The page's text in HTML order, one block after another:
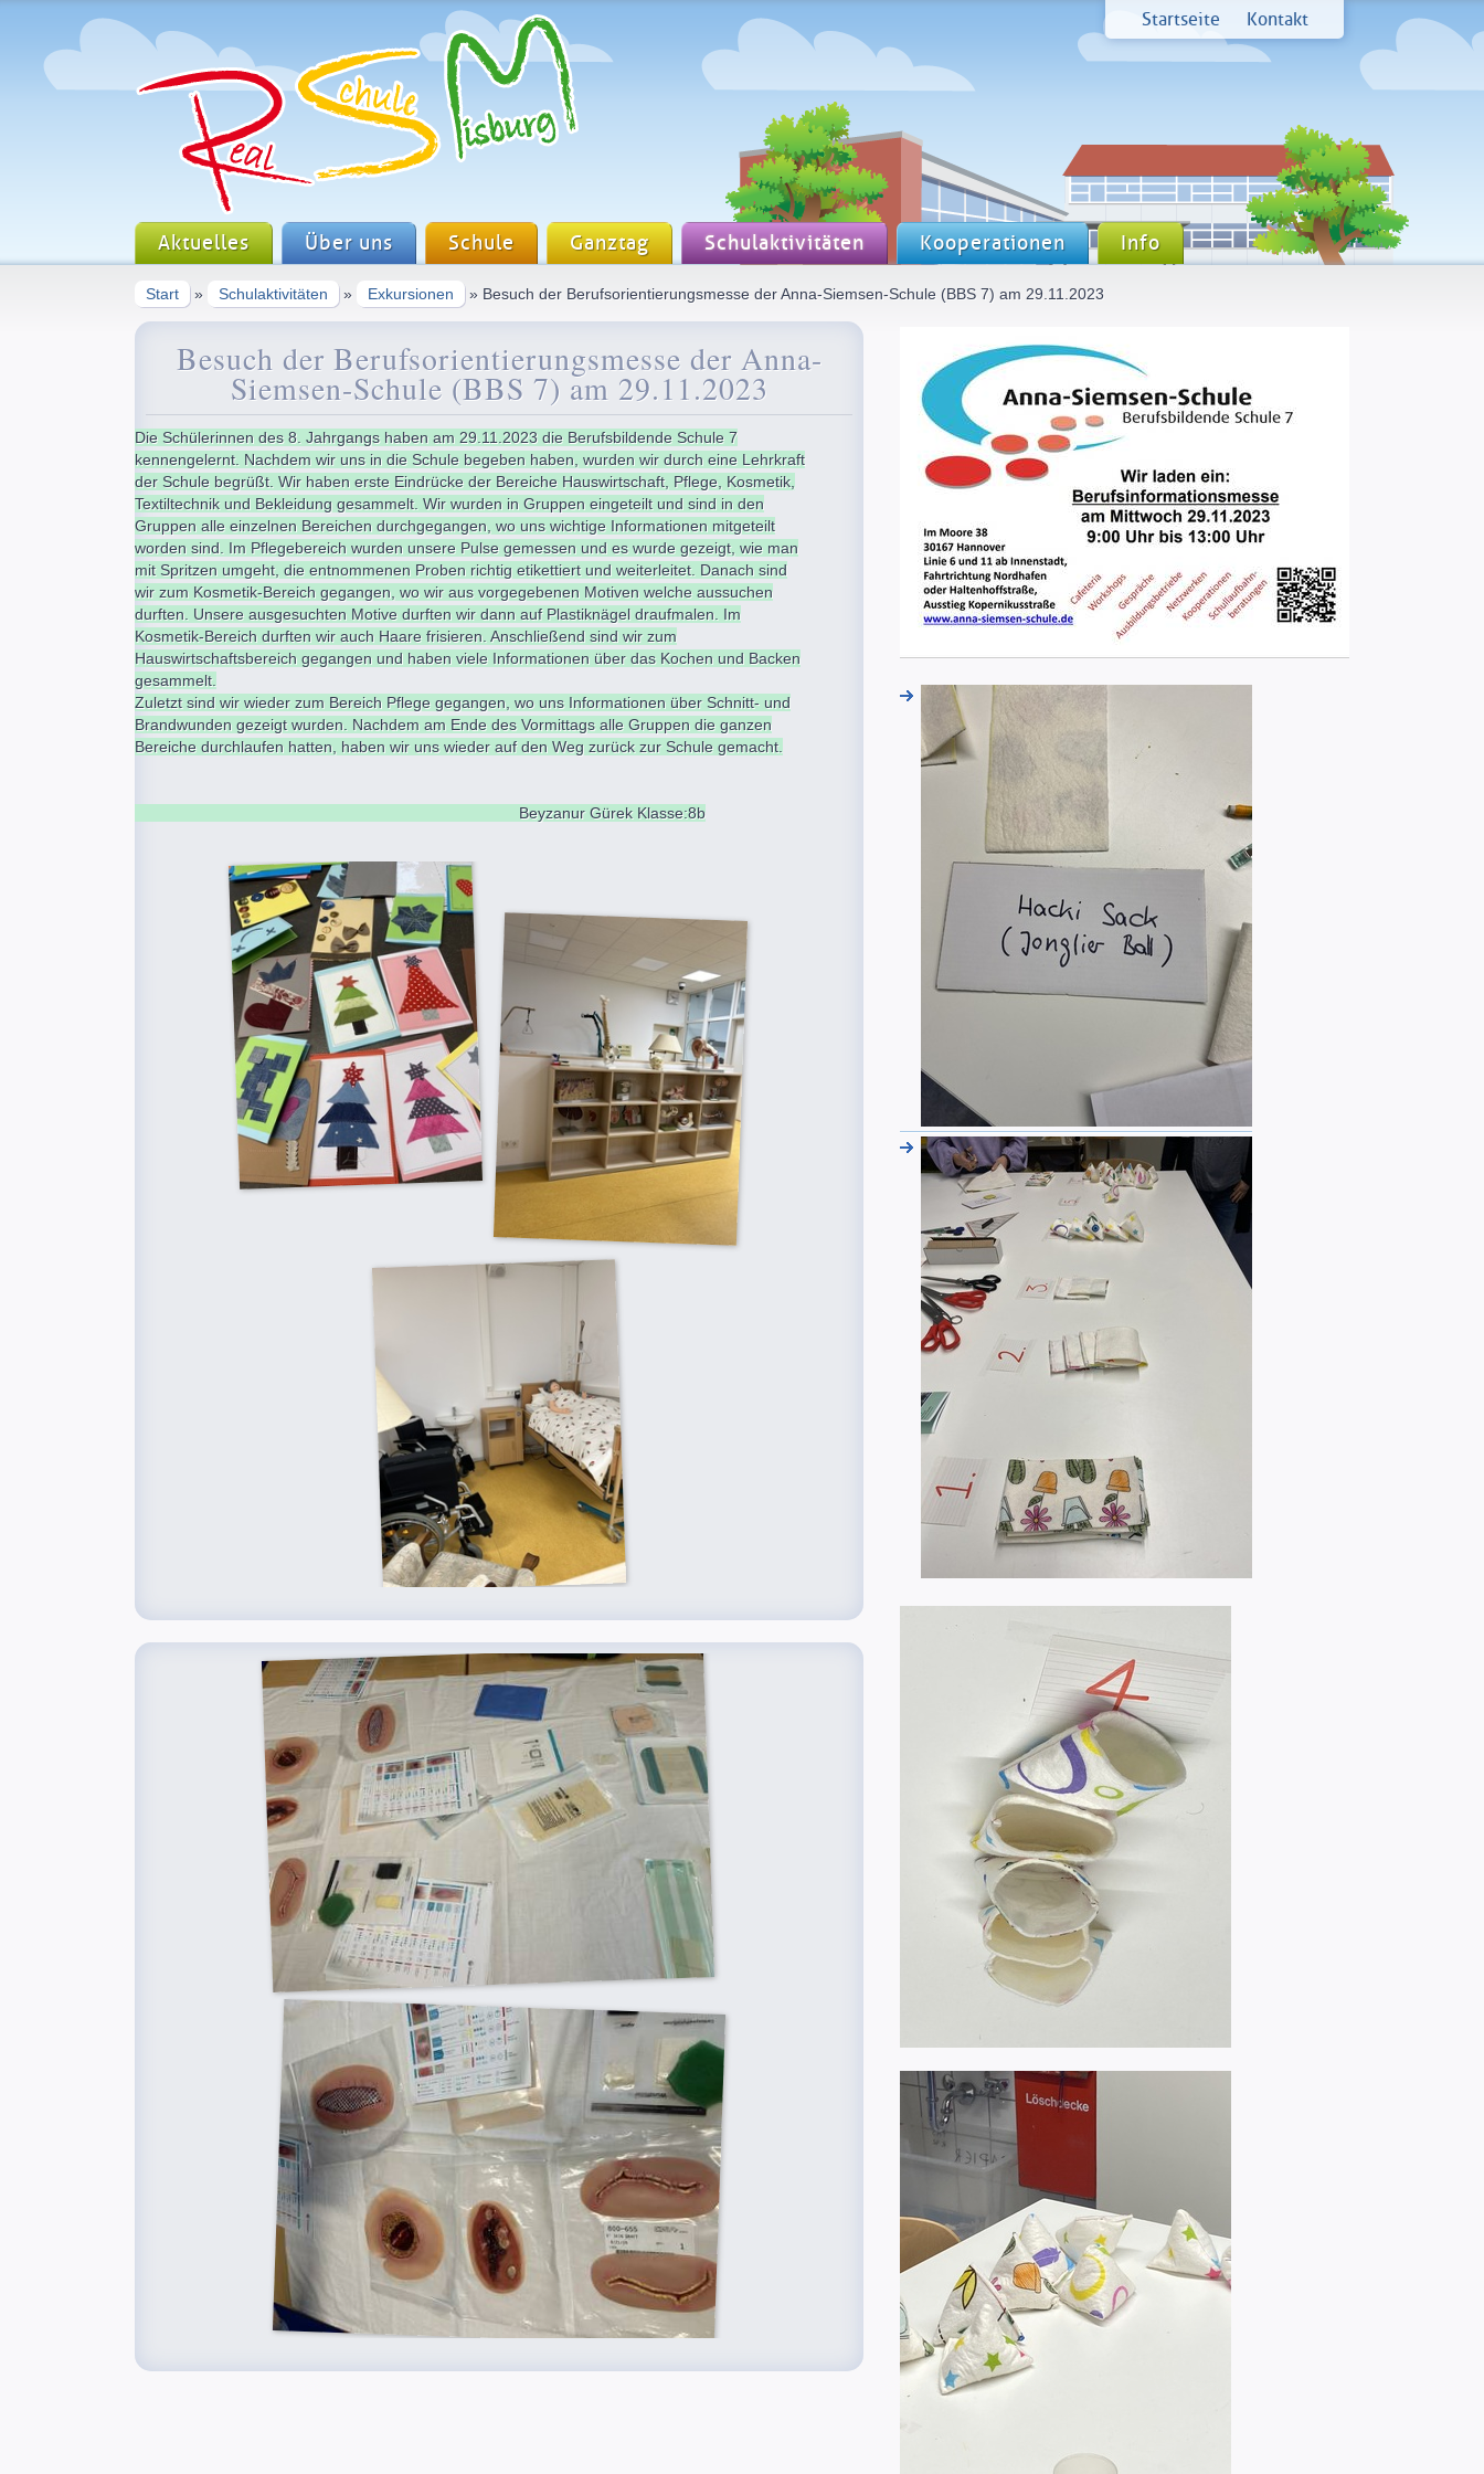
Startseite Kontakt
Aktuelles Über uns Schule Ganztag Schulaktivitäten Kooperationen Info
Start » Schulaktivitäten » Exkursionen » Besuch der Berufsorientierungsmesse der Anna-Siemsen-Schule (BBS 7) am 29.11.2023
Besuch der Berufsorientierungsmesse der Anna-
Siemsen-Schule (BBS 7) am 29.11.2023
Die Schülerinnen des 8. Jahrgangs haben am 29.11.2023 die Berufsbildende Schule 7
kennengelernt. Nachdem wir uns in die Schule begeben haben, wurden wir durch eine Lehrkraft
der Schule begrüßt. Wir haben erste Eindrücke der Bereiche Hauswirtschaft, Pflege, Kosmetik,
Textiltechnik und Bekleidung gesammelt. Wir wurden in Gruppen eingeteilt und sind in den
Gruppen alle einzelnen Bereichen durchgegangen, wo uns wichtige Informationen mitgeteilt
worden sind. Im Pflegebereich wurden unsere Pulse gemessen und es wurde gezeigt, wie man
mit Spritzen umgeht, die entnommenen Proben richtig etikettiert und weiterleitet. Danach sind
wir zum Kosmetik-Bereich gegangen, wo wir aus vorgegebenen Motiven welche aussuchen
durften. Unsere ausgesuchten Motive durften wir dann auf Plastiknägel draufmalen. Im
Kosmetik-Bereich durften wir auch Haare frisieren. Anschließend sind wir zum
Hauswirtschaftsbereich gegangen und haben viele Informationen über das Kochen und Backen
gesammelt.
Zuletzt sind wir wieder zum Bereich Pflege gegangen, wo uns Informationen über Schnitt- und
Brandwunden gezeigt wurden. Nachdem am Ende des Vormittags alle Gruppen die ganzen
Bereiche durchlaufen hatten, haben wir uns wieder auf den Weg zurück zur Schule gemacht.
Beyzanur Gürek Klasse:8b